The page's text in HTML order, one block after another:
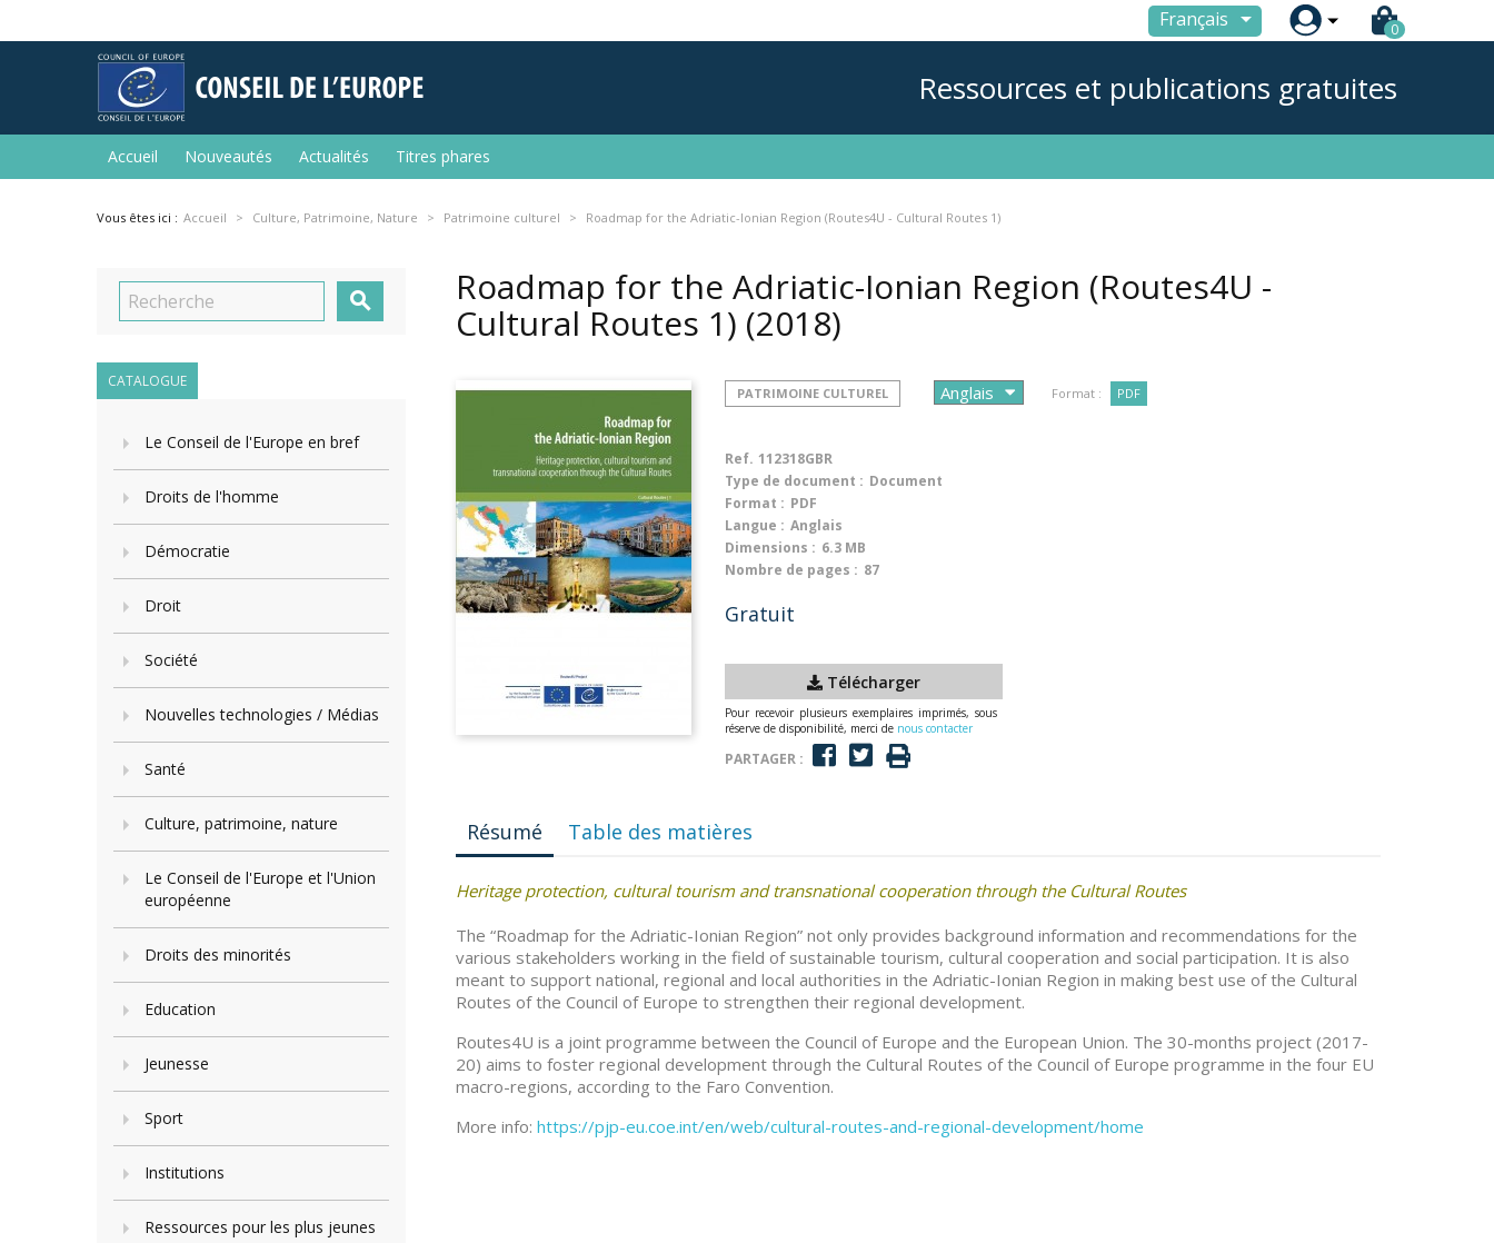
Français  0
Ressources et publications gratuites
Accueil Nouveautés Actualités Titres phares
Vous êtes ici : Accueil Culture, Patrimoine, Nature Patrimoine culturel Roadmap for the Adriatic-Ionian Region (Routes4U - Cultural Routes 1)

CATALOGUE
Le Conseil de l'Europe en bref
Droits de l'homme
Démocratie
Droit
Société
Nouvelles technologies / Médias
Santé
Culture, patrimoine, nature
Le Conseil de l'Europe et l'Union
européenne
Droits des minorités
Education
Jeunesse
Sport
Institutions
Ressources pour les plus jeunes
Roadmap for the Adriatic-Ionian Region (Routes4U -
Cultural Routes 1) (2018)
PATRIMOINE CULTUREL Format : PDF
Ref. 112318GBR
Type de document : Document
Format : PDF
Langue : Anglais
Dimensions : 6.3 MB
Nombre de pages : 87
Gratuit
Télécharger
Pour recevoir plusieurs exemplaires imprimés, sous
réserve de disponibilité, merci de nous contacter
PARTAGER :
Résumé Table des matières
Heritage protection, cultural tourism and transnational cooperation through the Cultural Routes
The “Roadmap for the Adriatic-Ionian Region” not only provides background information and recommendations for the
various stakeholders working in the field of sustainable tourism, cultural cooperation and social participation. It is also
meant to support national, regional and local authorities in the Adriatic-Ionian Region in making best use of the Cultural
Routes of the Council of Europe to strengthen their regional development.
Routes4U is a joint programme between the Council of Europe and the European Union. The 30-months project (2017-
20) aims to foster regional development through the Cultural Routes of the Council of Europe programme in the four EU
macro-regions, according to the Faro Convention.
More info: https://pjp-eu.coe.int/en/web/cultural-routes-and-regional-development/home